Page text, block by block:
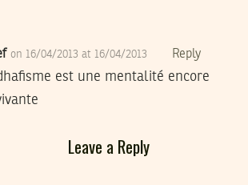
on 16/04/2013 at 16/04/2013 Reply
est une mentalité encore
Leave a Reply